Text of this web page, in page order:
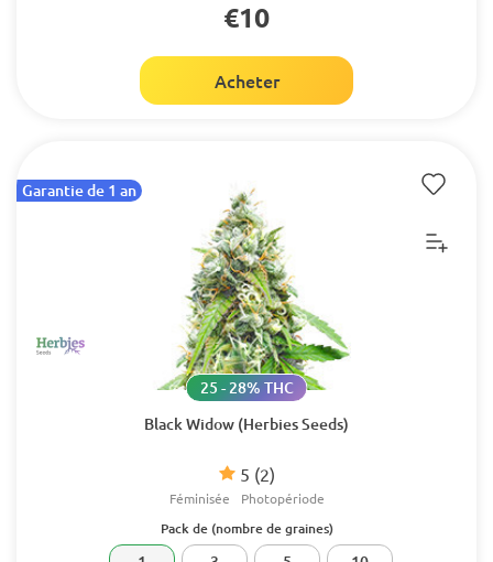
€10
Acheter
Garantie de 1 an
Black Widow (Herbies Seeds)
5 (2)
25 - 28% THC
Féminisée Photopériode
Pack de (nombre de graines)